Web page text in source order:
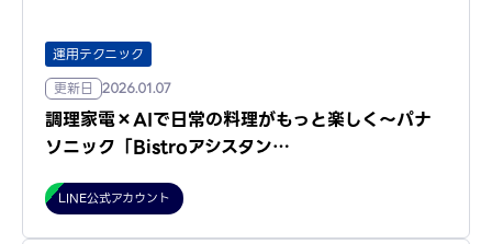
運用テクニック
更新日
2026.01.07
調理家電×AIで日常の料理がもっと楽しく～パナ
ソニック「Bistroアシスタン…
LINE公式アカウント